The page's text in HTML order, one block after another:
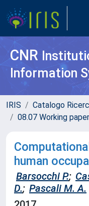
CNR
Information
IRIS Catalogo
08.07 Working paper
human
Barsocchi P.;
D.; Pascali M. A.